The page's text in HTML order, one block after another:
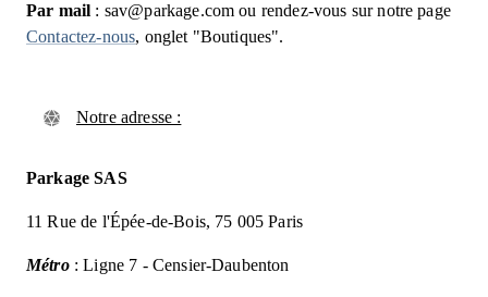
Par mail : sav@parkage.com ou rendez-vous sur notre page
Contactez-nous, onglet "Boutiques".
Notre adresse :
Parkage SAS
11 Rue de l'Épée-de-Bois, 75 005 Paris
Métro: Ligne 7 - Censier-Daubenton